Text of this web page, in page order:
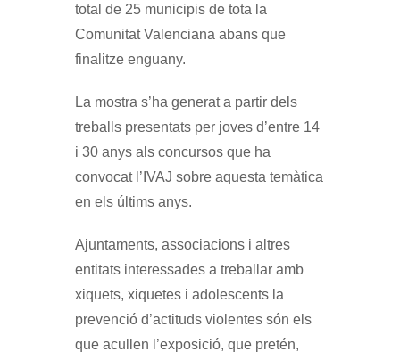
total de 25 municipis de tota la
Comunitat Valenciana abans que
finalitze enguany.
La mostra s’ha generat a partir dels
treballs presentats per joves d’entre 14
i 30 anys als concursos que ha
convocat l’IVAJ sobre aquesta temàtica
en els últims anys.
Ajuntaments, associacions i altres
entitats interessades a treballar amb
xiquets, xiquetes i adolescents la
prevenció d’actituds violentes són els
que acullen l’exposició, que pretén,